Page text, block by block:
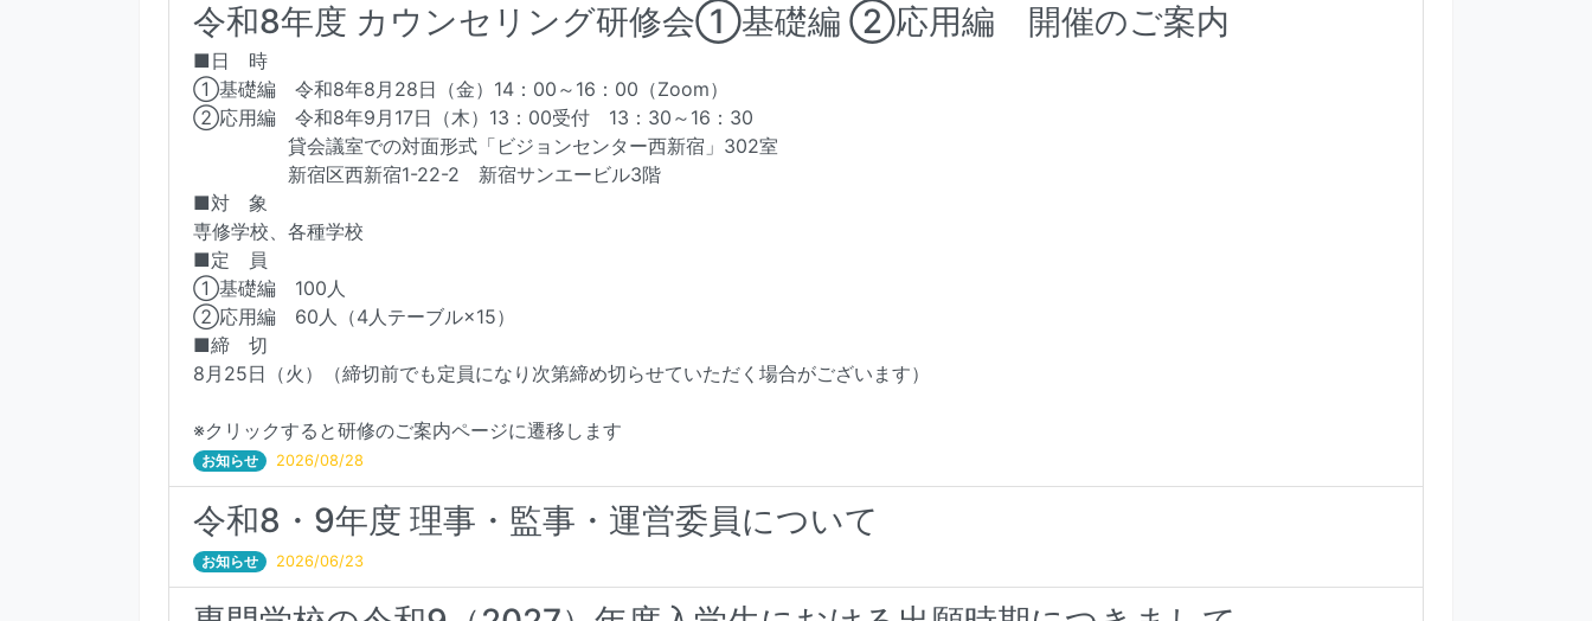
令和8年度 カウンセリング研修会①基礎編 ②応用編 開催のご案内
■日 時
①基礎編 令和8年8月28日（金）14：00～16：00（Zoom）
②応用編 令和8年9月17日（木）13：00受付 13：30～16：30
貸会議室での対面形式「ビジョンセンター西新宿」302室
新宿区西新宿1-22-2 新宿サンエービル3階
■対 象
専修学校、各種学校
■定 員
①基礎編 100人
②応用編 60人（4人テーブル×15）
■締 切
8月25日（火）（締切前でも定員になり次第締め切らせていただく場合がございます）
※クリックすると研修のご案内ページに遷移します
お知らせ 2026/08/28
令和8・9年度 理事・監事・運営委員について
お知らせ 2026/06/23